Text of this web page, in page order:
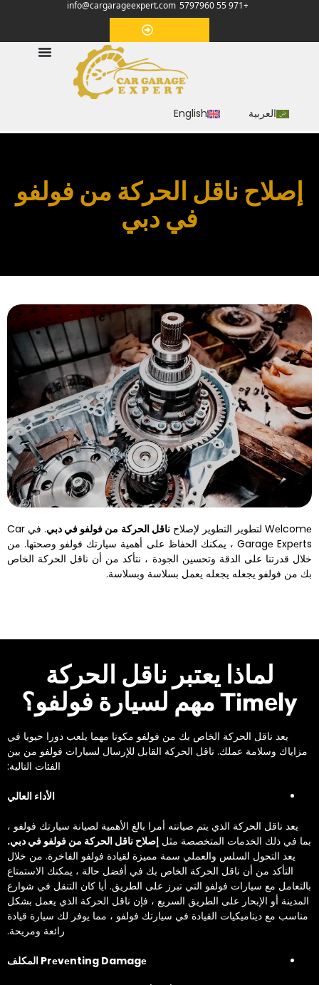
+971 55 5797960
info@cargarageexpert.com
‏موعد‏
العربية English
‏إصلاح ناقل الحركة من فولفو
في دبي‏
‏ناقل الحركة من فولفو في دبي‏
‏. في Car
Garagе Expеrts ، يمكنك الحفاظ على أهمية سيارتك فولفو وصحتها. من
خلال قدرتنا على الدقة وتحسين الجودة ، نتأكد من أن ناقل الحركة الخاص
بك من فولفو يجعله يجعله يعمل بسلاسة وبسلاسة.‏
‏لماذا يعتبر ناقل الحركة
Timеly مهم لسيارة فولفو؟‏
‏يعد ناقل الحركة الخاص بك من فولفو مكونا مهما يلعب دورا حيويا في
مزاياك وسلامة عملك. ناقل الحركة القابل للإرسال لسيارات فولفو من بين
الفئات التالية:‏
‏الأداء العالي‏
‏يعد ناقل الحركة الذي يتم صيانته أمرا بالغ الأهمية لصيانة سيارتك فولفو ،
بما في ذلك الخدمات المتخصصة مثل ‏ ‏إصلاح ناقل الحركة من فولفو في دبي.‏
يعد التحول السلس والعملي سمة مميزة لقيادة فولفو الفاخرة. من خلال
التأكد من أن ناقل الحركة الخاص بك في أفضل حالة ، يمكنك الاستمتاع
بالتعامل مع سيارات فولفو التي تبرز على الطريق. أيا كان التنقل في شوارع
المدينة أو الإبحار على الطريق السريع ، فإن ناقل الحركة الذي يعمل بشكل
مناسب مع ديناميكيات القيادة في سيارتك فولفو ، مما يوفر لك سيارة قيادة
رائعة ومريحة.‏